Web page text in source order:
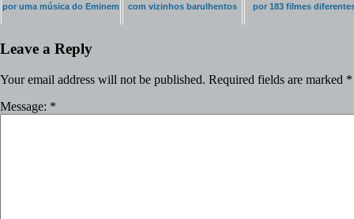
por uma música do Eminem
com vizinhos barulhentos
por 183 filmes
Leave a Reply
Your email address will not be published. Required fields are marked *
Message: *